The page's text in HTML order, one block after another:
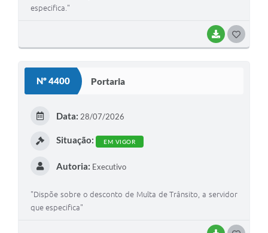
BAIXAR
especifica."
Nº 4400 Portaria
Data: 28/07/2026
Situação: EM VIGOR
Autoria: Executivo
"Dispõe sobre o desconto de Multa de Trânsito, a servidor
que especifica"